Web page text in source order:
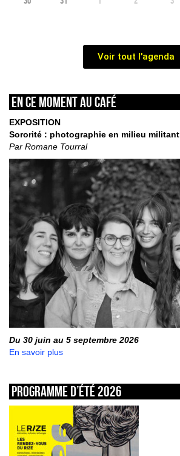
Voir tout l'agenda
En ce moment au café
EXPOSITION
Sororité : photographie en milieu militant
Par Romane Tourral
Du 30 juin au 5 septembre 2026
En savoir plus
Programme d’été 2026